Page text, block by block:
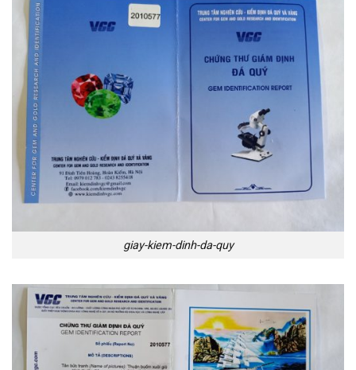
giay-kiem-dinh-da-quy